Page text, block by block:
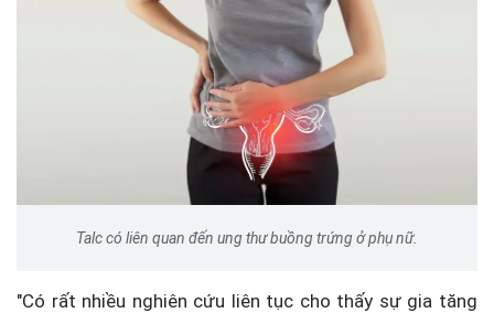
Talc có liên quan đến ung thư buồng trứng ở phụ nữ.
"Có rất nhiều nghiên cứu liên tục cho thấy sự gia tăng